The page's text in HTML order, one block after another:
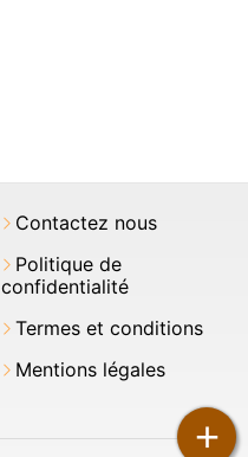
+
Contactez nous
Politique de
confidentialité
Termes et conditions
Mentions légales